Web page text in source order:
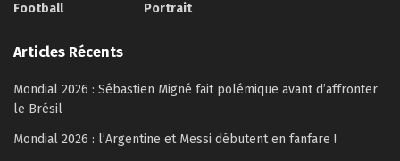
Football
Portrait
Articles Récents
Mondial 2026 : Sébastien Migné fait polémique avant d’affronter
le Brésil
Mondial 2026 : l’Argentine et Messi débutent en fanfare !